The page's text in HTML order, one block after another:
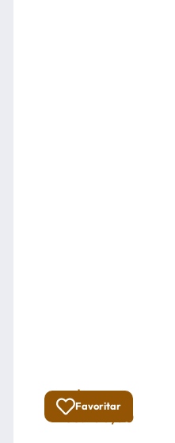
Favoritar
Total:
R$
53.900,00